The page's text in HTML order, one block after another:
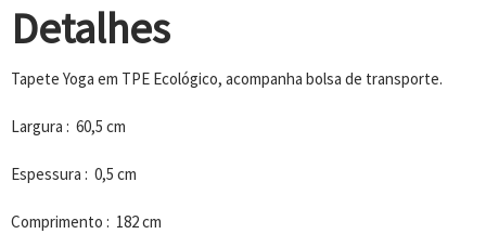
Detalhes
Tapete Yoga em TPE Ecológico, acompanha bolsa de transporte.
Largura : 60,5 cm
Espessura : 0,5 cm
Comprimento : 182 cm